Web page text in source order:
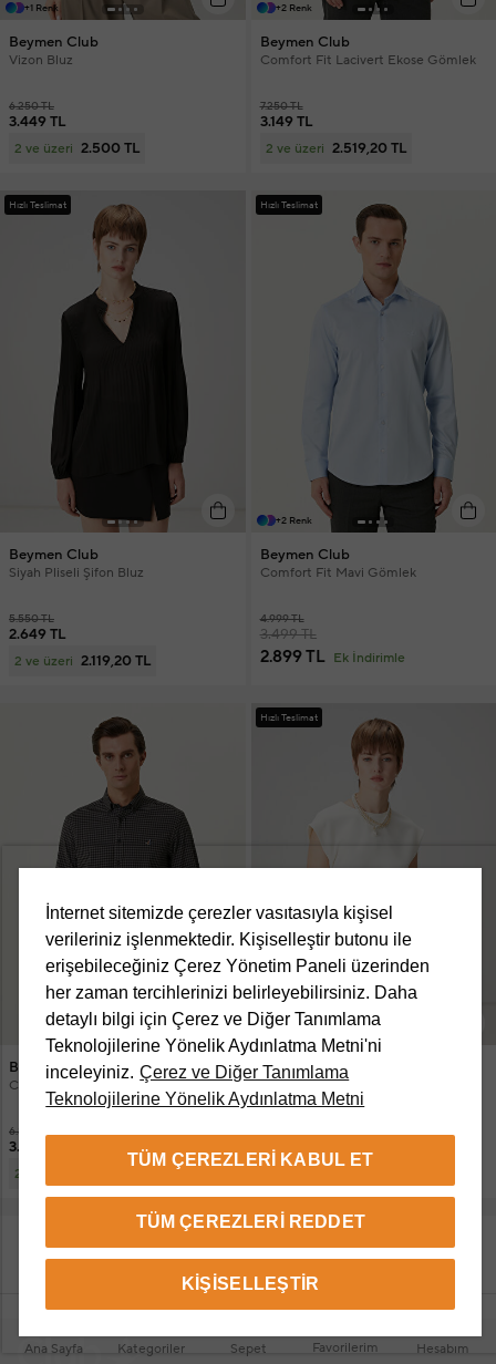
Ana Sayfa Kategoriler Sepet Favorilerim Hesabım
+1 Renk
Beymen Club
Vizon Bluz
6.250 TL
3.449 TL
2 ve üzeri 2.500 TL
+2 Renk
Beymen Club
Comfort Fit Lacivert Ekose Gömlek
7.250 TL
3.149 TL
2 ve üzeri 2.519,20 TL
Hızlı Teslimat
Beymen Club
Siyah Pliseli Şifon Bluz
5.550 TL
2.649 TL
2 ve üzeri 2.119,20 TL
Hızlı Teslimat
+2 Renk
Beymen Club
Comfort Fit Mavi Gömlek
4.999 TL
3.499 TL
2.899 TL Ek İndirimle
Beymen Club
Comfort Fit Antrasit Gömlek
6.850 TL
3.449 TL
2 ve üzeri
Hızlı Teslimat
Beymen Club
Ekru Bluz
2.899 TL
İnternet sitemizde çerezler vasıtasıyla kişisel
verileriniz işlenmektedir. Kişiselleştir butonu ile
erişebileceğiniz Çerez Yönetim Paneli üzerinden
her zaman tercihlerinizi belirleyebilirsiniz. Daha
detaylı bilgi için Çerez ve Diğer Tanımlama
Teknolojilerine Yönelik Aydınlatma Metni'ni
inceleyiniz. Çerez ve Diğer Tanımlama
Teknolojilerine Yönelik Aydınlatma Metni
TÜM ÇEREZLERI KABUL ET
TÜM ÇEREZLERI REDDET
KIŞISELLEŞTIR